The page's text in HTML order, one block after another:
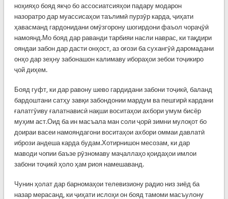
ноҳияҳо бояд якҷо бо ассосиатсияҳои падару модарон
назоратро дар муассисаҳои таълимӣ пурзӯр карда, ҷиҳати
ҳавасманд гардонидани омӯзгорону шогирдони фаъол чораҷӯӣ
намоянд.Мо бояд дар раванди тарбияи насли наврас, ки тақдири
ояндаи забон дар дасти онҳост, аз оғози ба сухангӯӣ даромадани
онҳо дар зеҳну забонашон калимаву ибораҳои зебои тоҷикиро
ҷой диҳем.
Бояд гуфт, ки дар равону шево гардидани забони тоҷикӣ, баланд
бардоштани сатҳу завқи забондонии мардум ва пешгирӣ кардани
ғалатгӯиву ғалатнависӣ нақши воситаҳои ахбори умум бисёр
муҳим аст.Оид ба ин масъала ман соли ҷорӣ зимни мулоқот бо
доираи васеи намояндагони воситаҳои ахбори оммаи давлатӣ
ибрози андеша карда будам.Хотирнишон месозам, ки дар
маводи чопии баъзе рӯзномаву маҷаллаҳо қоидаҳои имлои
забони тоҷикӣ ҳоло ҳам риоя намешаванд.
Чунин ҳолат дар барномаҳои телевизиону радио низ зиёд ба
назар мерасанд, ки ҷиҳати ислоҳи он бояд тамоми масъулону